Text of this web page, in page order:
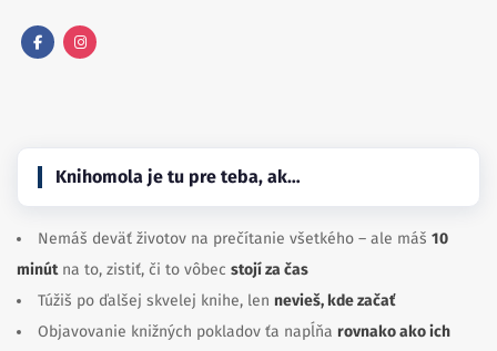
Knihomola je tu pre teba, ak…
Nemáš deväť životov na prečítanie všetkého – ale máš 10
minútna to, zistiť, či to vôbec stojí za čas
Túžiš po ďalšej skvelej knihe, len nevieš, kde začať
Objavovanie knižných pokladov ťa napĺňa rovnako ako ich